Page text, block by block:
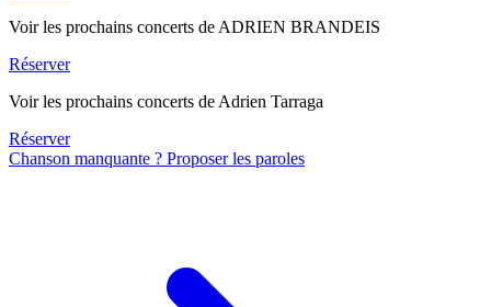
Voir les prochains concerts de ADRIEN BRANDEIS
Réserver
Voir les prochains concerts de Adrien Tarraga
Réserver
Chanson manquante ? Proposer les paroles